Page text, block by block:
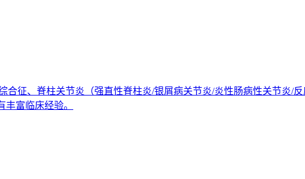
征、脊柱关节炎（强直性脊柱炎/银屑病关节炎/炎性肠病性关节炎/
富临床经验。